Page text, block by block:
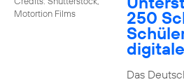
Motortion Films
250
Das